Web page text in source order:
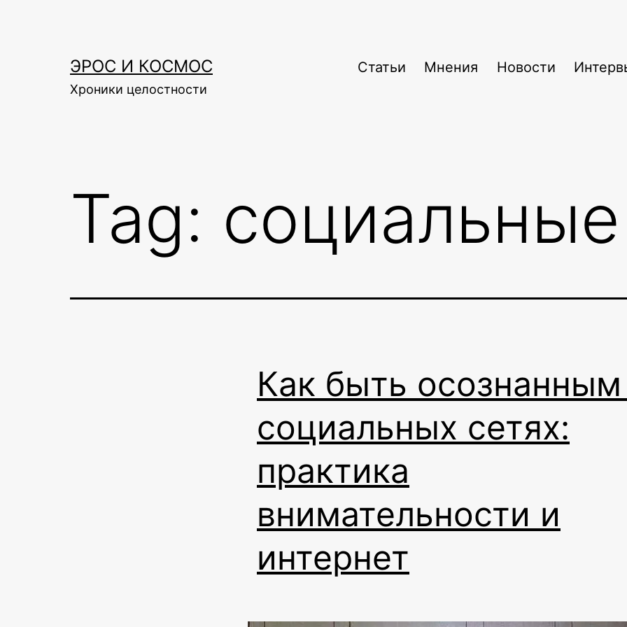
ЭРОС И КОСМОС
Хроники целостности
Статьи Мнения Новости
Tag:
Как быть
социальных сетях:
практика
внимательности и
интернет